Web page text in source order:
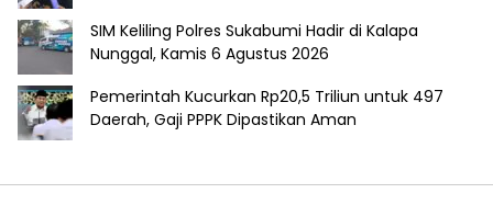
SIM Keliling Polres Sukabumi Hadir di Kalapa
Nunggal, Kamis 6 Agustus 2026
Pemerintah Kucurkan Rp20,5 Triliun untuk 497
Daerah, Gaji PPPK Dipastikan Aman